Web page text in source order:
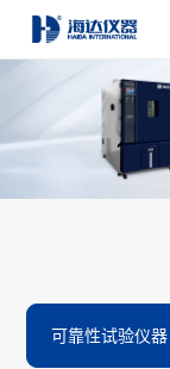
可靠性试验仪器